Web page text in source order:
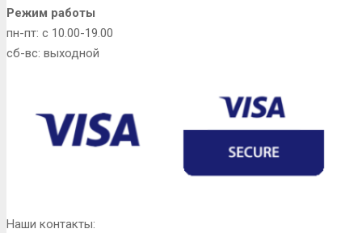
Режим работы
пн-пт: с 10.00-19.00
сб-вс: выходной
Наши контакты: